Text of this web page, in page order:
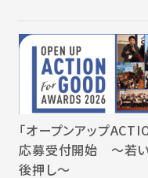
「オープンアップ
応募受付開始 〜若
後押し〜